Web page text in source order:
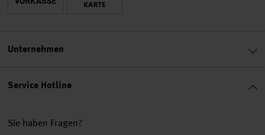
Service Hotline
Sie haben Fragen?
Unternehmen